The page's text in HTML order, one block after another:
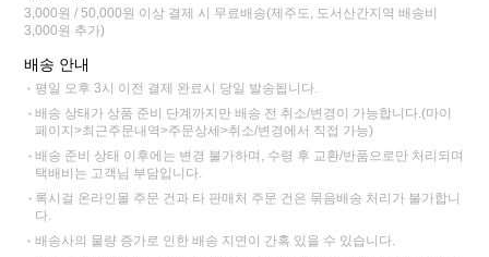
3,000원 / 50,000원 이상 결제 시 무료배송(제주도, 도서산간지역 배송비
3,000원 추가)
배송 안내
평일 오후 3시 이전 결제 완료시 당일 발송됩니다.
배송 상태가 상품 준비 단계까지만 배송 전 취소/변경이 가능합니다.(마이
페이지>최근주문내역>주문상세>취소/변경에서 직접 가능)
배송 준비 상태 이후에는 변경 불가하며, 수령 후 교환/반품으로만 처리되며
택배비는 고객님 부담입니다.
록시걸 온라인몰 주문 건과 타 판매처 주문 건은 묶음배송 처리가 불가합니
다.
배송사의 물량 증가로 인한 배송 지연이 간혹 있을 수 있습니다.